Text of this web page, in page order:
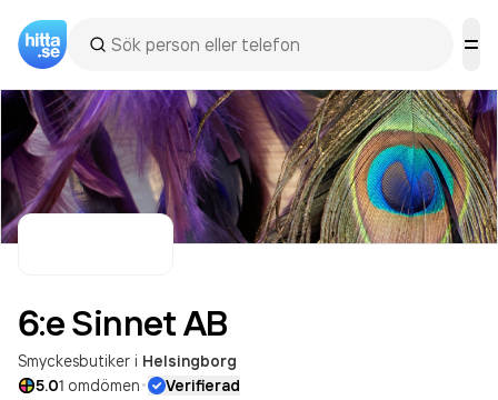
6:e SinnetAB
Smyckesbutiker i Helsingborg
5.01 omdömen· Verifierad